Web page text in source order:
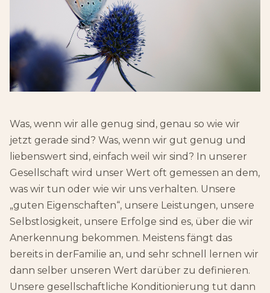
Was, wenn wir alle genug sind, genau so wie wir
jetzt gerade sind? Was, wenn wir gut genug und
liebenswert sind, einfach weil wir sind? In unserer
Gesellschaft wird unser Wert oft gemessen an dem,
was wir tun oder wie wir uns verhalten. Unsere
„guten Eigenschaften“, unsere Leistungen, unsere
Selbstlosigkeit, unsere Erfolge sind es, über die wir
Anerkennung bekommen. Meistens fängt das
bereits in derFamilie an, und sehr schnell lernen wir
dann selber unseren Wert darüber zu definieren.
Unsere gesellschaftliche Konditionierung tut dann